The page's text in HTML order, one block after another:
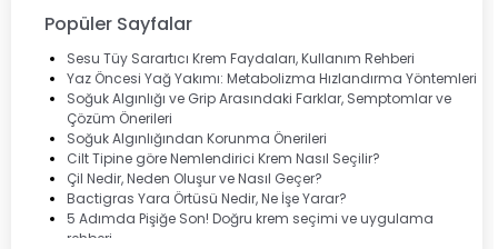
Lansinoh
Cebrolux
Dermoskin
Marvis
Rcfarma
Popüler Sayfalar
Sesu Tüy Sarartıcı Krem Faydaları, Kullanım Rehberi
Yaz Öncesi Yağ Yakımı: Metabolizma Hızlandırma Yöntemleri
Soğuk Algınlığı ve Grip Arasındaki Farklar, Semptomlar ve
Çözüm Önerileri
Soğuk Algınlığından Korunma Önerileri
Cilt Tipine göre Nemlendirici Krem Nasıl Seçilir?
Çil Nedir, Neden Oluşur ve Nasıl Geçer?
Bactigras Yara Örtüsü Nedir, Ne İşe Yarar?
5 Adımda Pişiğe Son! Doğru krem seçimi ve uygulama
rehberi